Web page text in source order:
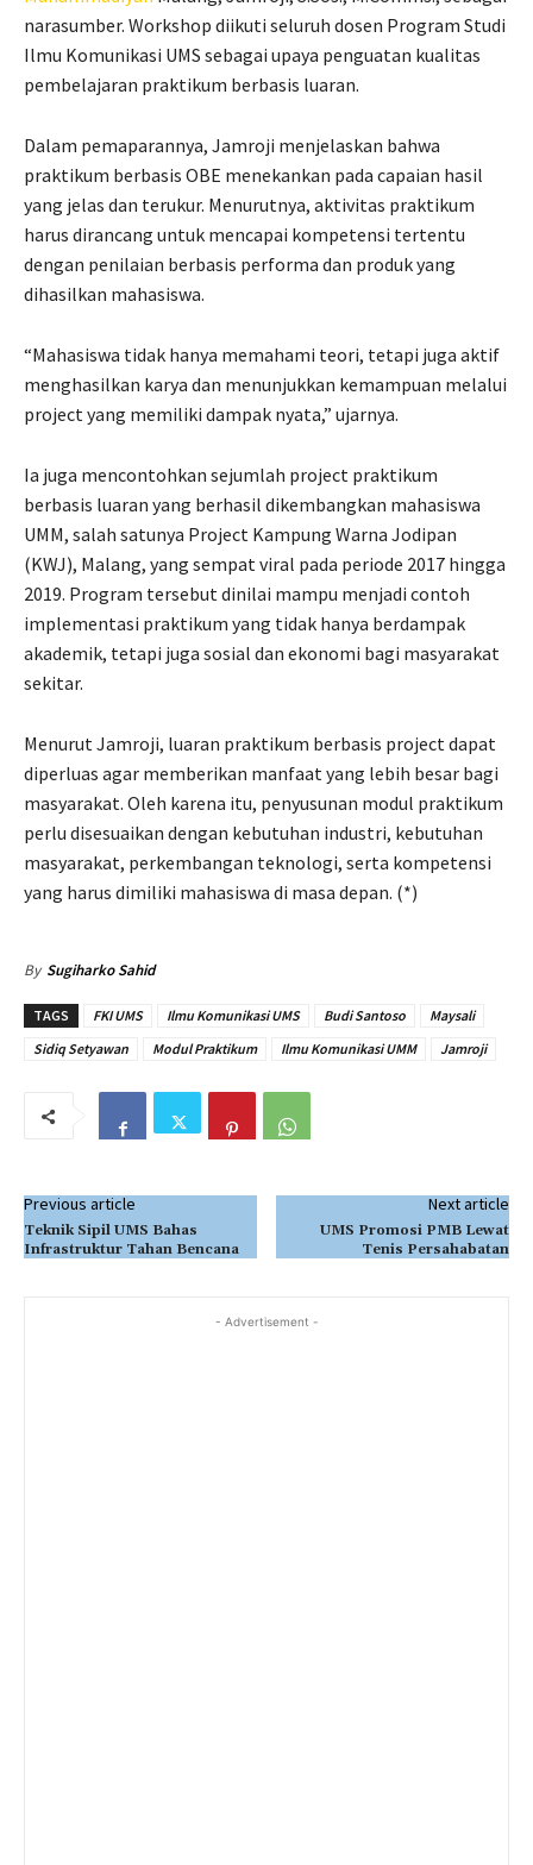
narasumber. Workshop diikuti seluruh dosen Program Studi
Ilmu Komunikasi UMS sebagai upaya penguatan kualitas
pembelajaran praktikum berbasis luaran.
Dalam pemaparannya, Jamroji menjelaskan bahwa
praktikum berbasis OBE menekankan pada capaian hasil
yang jelas dan terukur. Menurutnya, aktivitas praktikum
harus dirancang untuk mencapai kompetensi tertentu
dengan penilaian berbasis performa dan produk yang
dihasilkan mahasiswa.
“Mahasiswa tidak hanya memahami teori, tetapi juga aktif
menghasilkan karya dan menunjukkan kemampuan melalui
project yang memiliki dampak nyata,” ujarnya.
Ia juga mencontohkan sejumlah project praktikum
berbasis luaran yang berhasil dikembangkan mahasiswa
UMM, salah satunya Project Kampung Warna Jodipan
(KWJ), Malang, yang sempat viral pada periode 2017 hingga
2019. Program tersebut dinilai mampu menjadi contoh
implementasi praktikum yang tidak hanya berdampak
akademik, tetapi juga sosial dan ekonomi bagi masyarakat
sekitar.
Menurut Jamroji, luaran praktikum berbasis project dapat
diperluas agar memberikan manfaat yang lebih besar bagi
masyarakat. Oleh karena itu, penyusunan modul praktikum
perlu disesuaikan dengan kebutuhan industri, kebutuhan
masyarakat, perkembangan teknologi, serta kompetensi
yang harus dimiliki mahasiswa di masa depan. (*)
By Sugiharko Sahid
TAGS FKI UMS Ilmu Komunikasi UMS Budi Santoso
Maysali
Sidiq Setyawan
Modul Praktikum Ilmu Komunikasi UMM Jamroji
Previous article
Teknik Sipil UMS Bahas
Infrastruktur Tahan Bencana
Next article
UMS Promosi PMB Lewat
Tenis Persahabatan
- Advertisement -